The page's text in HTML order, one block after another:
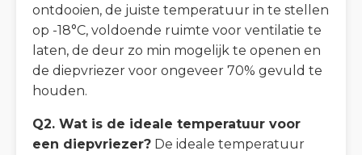
ontdooien, de juiste temperatuur in te stellen
op -18°C, voldoende ruimte voor ventilatie te
laten, de deur zo min mogelijk te openen en
de diepvriezer voor ongeveer 70% gevuld te
houden.
Q2. Wat is de ideale temperatuur voor
een diepvriezer? De ideale temperatuur